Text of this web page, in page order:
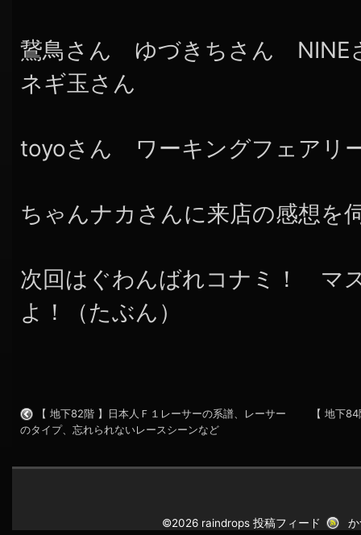
鵞鳥さん ゆづきちさん
ネギ玉さん
toyoさん ワーキングフェアリ
ちゃんナカさんに来店の感想を
次回はぐわんばれコナミ！ マ
よ！（たぶん）
【 地下82階 】日本人Ｆ１レーサーの系譜、レーサー
のタイプ、忘れられないレースシーンなど
【 地下
©2026 raindrops投稿フィード